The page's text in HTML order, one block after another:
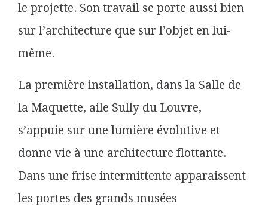
le projette. Son travail se porte aussi bien
sur l’architecture que sur l’objet en lui-
même.
La première installation, dans la Salle de
la Maquette, aile Sully du Louvre,
s’appuie sur une lumière évolutive et
donne vie à une architecture flottante.
Dans une frise intermittente apparaissent
les portes des grands musées